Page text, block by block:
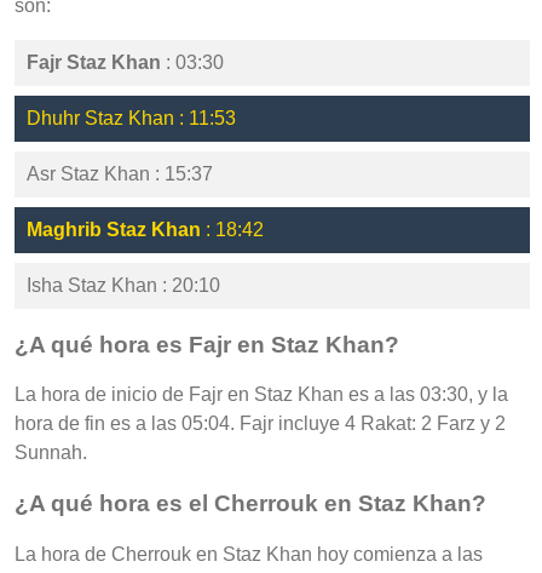
son:
Fajr Staz Khan : 03:30
Dhuhr Staz Khan : 11:53
Asr Staz Khan : 15:37
Maghrib Staz Khan : 18:42
Isha Staz Khan : 20:10
¿A qué hora es Fajr en Staz Khan?
La hora de inicio de Fajr en Staz Khan es a las 03:30, y la
hora de fin es a las 05:04. Fajr incluye 4 Rakat: 2 Farz y 2
Sunnah.
¿A qué hora es el Cherrouk en Staz Khan?
La hora de Cherrouk en Staz Khan hoy comienza a las